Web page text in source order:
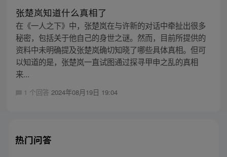
张楚岚知道什么真相了
在《一人之下》中，张楚岚在与许新的对话中牵扯出很多
秘密，包括关于他自己的身世之谜。然而，目前所提供的
资料中未明确提及张楚岚确切知晓了哪些具体真相。但可
以知道的是，张楚岚一直试图通过探寻甲申之乱的真相
来...
1 个回答 2024年08月19日 19:04
热门问答